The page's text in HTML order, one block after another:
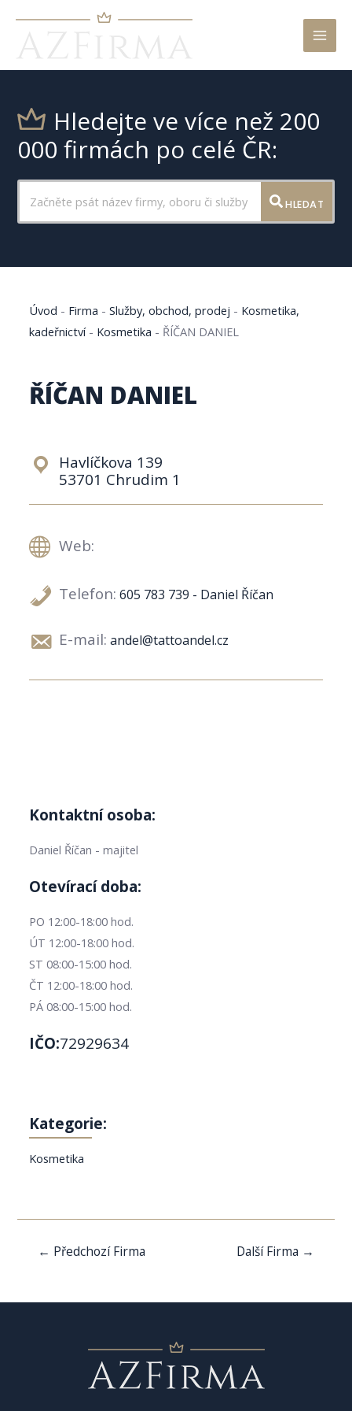
Hledejte ve více než 200
000 firmách po celé ČR:
HLEDAT
Úvod - Firma -Služby, obchod, prodej - Kosmetika,
kadeřnictví- Kosmetika - ŘÍČAN DANIEL
ŘÍČAN DANIEL
Havlíčkova 139
53701 Chrudim 1
Web:
Telefon: 605 783 739 - Daniel Říčan
E-mail: andel@tattoandel.cz
Kontaktní osoba:
Daniel Říčan - majitel
Otevírací doba:
PO 12:00-18:00 hod.
ÚT 12:00-18:00 hod.
ST 08:00-15:00 hod.
ČT 12:00-18:00 hod.
PÁ 08:00-15:00 hod.
IČO:72929634
Kategorie:
Kosmetika
Navigace
← Předchozí Firma Další Firma →